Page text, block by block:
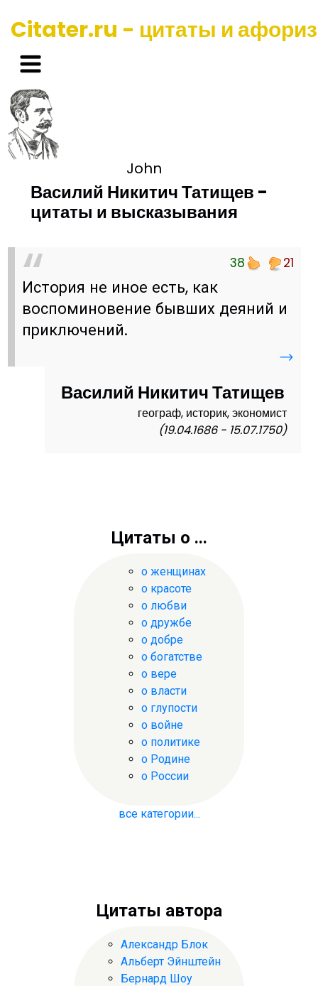
Citater.ru - цитаты и
John
Василий Никитич Татищев -
цитаты и высказывания
38 21
История не иное есть, как
воспоминовение бывших деяний и
приключений.
→
Василий Никитич Татищев
географ, историк, экономист
(19.04.1686 - 15.07.1750)
Цитаты о ...
о женщинах
о красоте
о любви
о дружбе
о добре
о богатстве
о вере
о власти
о глупости
о войне
о политике
о Родине
о России
все категории...
Цитаты автора
Александр Блок
Альберт Эйнштейн
Бернард Шоу